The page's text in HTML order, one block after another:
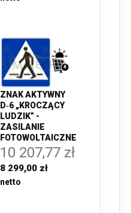
ZNAK AKTYWNY
D‑6 „KROCZĄCY
LUDZIK” -
ZASILANIE
FOTOWOLTAICZNE
10 207,77 zł
8 299,00 zł